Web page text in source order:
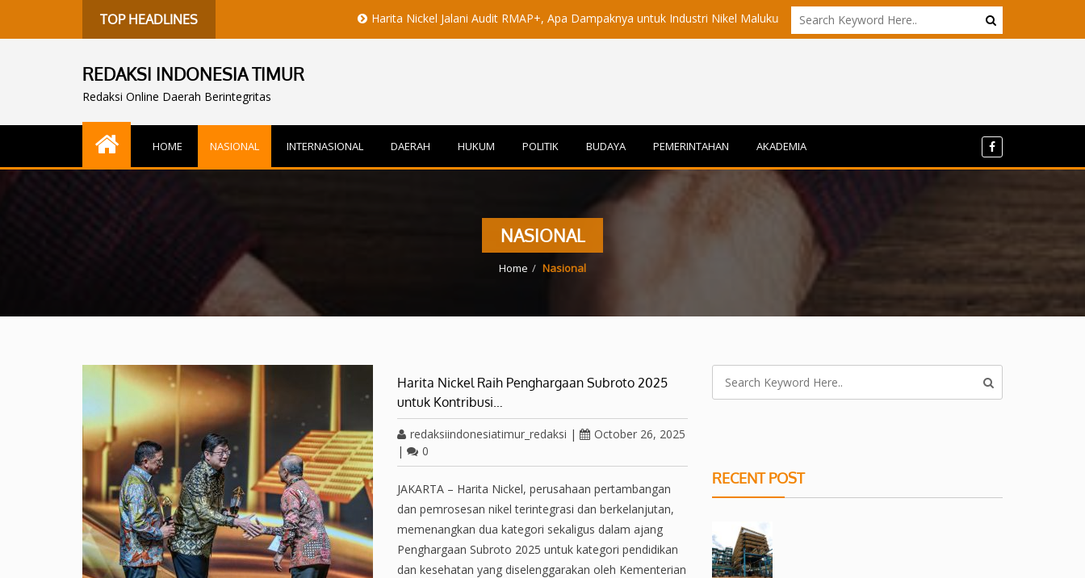
TOP HEADLINES Harita Nickel Jalani Audit RMAP+, Apa Dampaknya untuk Industri Nikel Maluku Utara? Akademisi UI dan ITB Menyoroti Tata Kelola dan
REDAKSI INDONESIA TIMUR
Redaksi Online Daerah Berintegritas
HOME NASIONAL INTERNASIONAL DAERAH HUKUM POLITIK BUDAYA PEMERINTAHAN AKADEMIA
NASIONAL
Home Nasional
Harita Nickel Raih Penghargaan Subroto 2025
untuk Kontribusi…
redaksiindonesiatimur_redaksi |
October 26, 2025
|
0
JAKARTA – Harita Nickel, perusahaan pertambangan
dan pemrosesan nikel terintegrasi dan berkelanjutan,
memenangkan dua kategori sekaligus dalam ajang
Penghargaan Subroto 2025 untuk kategori pendidikan
dan kesehatan yang diselenggarakan oleh Kementerian
RECENT POST